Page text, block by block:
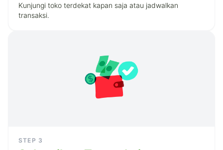
Kunjungi toko terdekat kapan saja atau jadwalkan
transaksi.
STEP 3